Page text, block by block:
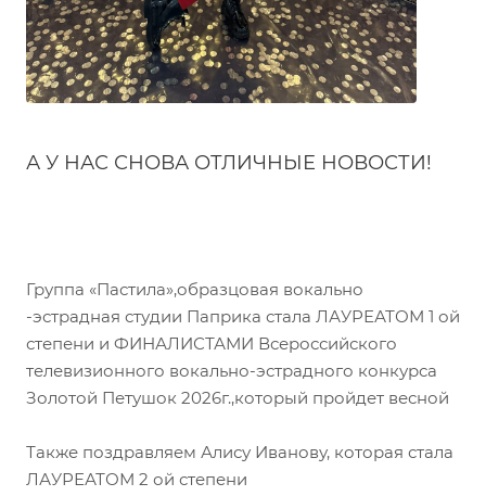
А У НАС СНОВА ОТЛИЧНЫЕ НОВОСТИ!
Группа «Пастила»,образцовая вокально
-эстрадная студии Паприка стала ЛАУРЕАТОМ 1 ой
степени и ФИНАЛИСТАМИ Всероссийского
телевизионного вокально-эстрадного конкурса
Золотой Петушок 2026г.,который пройдет весной
Также поздравляем Алису Иванову, которая стала
ЛАУРЕАТОМ 2 ой степени